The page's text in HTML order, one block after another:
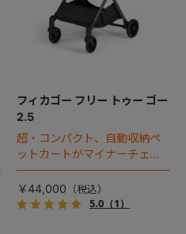
フィカゴー フリー トゥー ゴー
2.5
超・コンパクト、自動収納ペ
ットカートがマイナーチェン
ジ！
￥44,000
5.0（1）